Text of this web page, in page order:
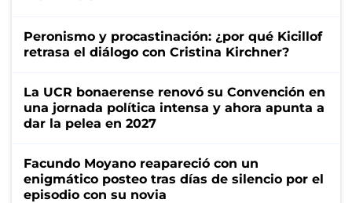
Peronismo y procastinación: ¿por qué Kicillof
retrasa el diálogo con Cristina Kirchner?
La UCR bonaerense renovó su Convención en
una jornada política intensa y ahora apunta a
dar la pelea en 2027
Facundo Moyano reapareció con un
enigmático posteo tras días de silencio por el
episodio con su novia